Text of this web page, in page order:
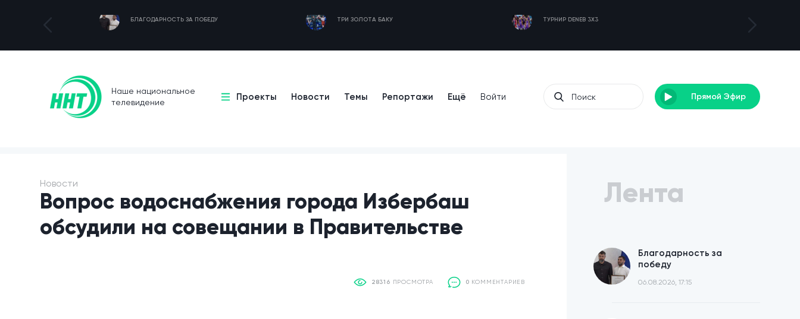
БЛАГОДАРНОСТЬ ЗА ПОБЕДУ ТРИ ЗОЛОТА БАКУ ТУРНИР DENEB 3X3 ЛАГЕРЬ ДЛЯ
Наше национальное
телевидение
Проекты Новости Темы Репортажи Ещё Войти Прямой Эфир
Новости
Вопрос водоснабжения города Избербаш
обсудили на совещании в Правительстве
28316 ПРОСМОТРА 0 КОММЕНТАРИЕВ
Лента
Благодарность за
победу
06.08.2026, 17:15